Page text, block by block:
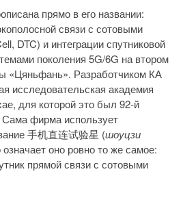
прямо в его названии:
связи с сотовыми
DTC) и интеграции спутниковой
поколения 5G/6G на втором
«Цяньфань». Разработчиком КА
исследовательская академия
для которой это был 92-й
Сама фирма использует
手机直连试验星 (шоуцзи
означает оно ровно то же самое:
прямой связи с сотовыми